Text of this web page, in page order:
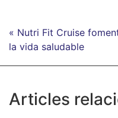
« Nutri Fit Cruise
la vida saludable
Articles